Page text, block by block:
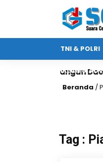
TNI & POLRI
IKLAN &
Membangun Daerah
Beranda /
Tag :